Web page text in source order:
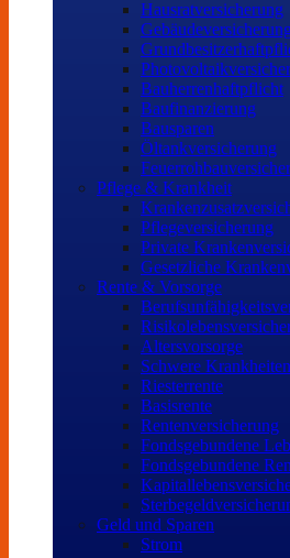
Hausratversicherung
Gebäudeversicherung
Bauherrenhaftpflicht
Baufinanzierung
Bausparen
Öltankversicherung
Pflege & Krankheit
Pflegeversicherung
Private
Gesetzliche
Rente & Vorsorge
Altersvorsorge
Schwere
Riesterrente
Basisrente
Rentenversicherung
Fondsgebundene
Fondsgebundene
Geld und Sparen
Strom